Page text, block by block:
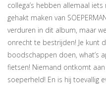
collega’s hebben allemaal
gehakt maken van
verduren in dit album, maar
onrecht te bestrijden! Je kunt
boodschappen doen, what’s
fietsen! Niemand ontkomt
soeperheld! En is hij toevallig